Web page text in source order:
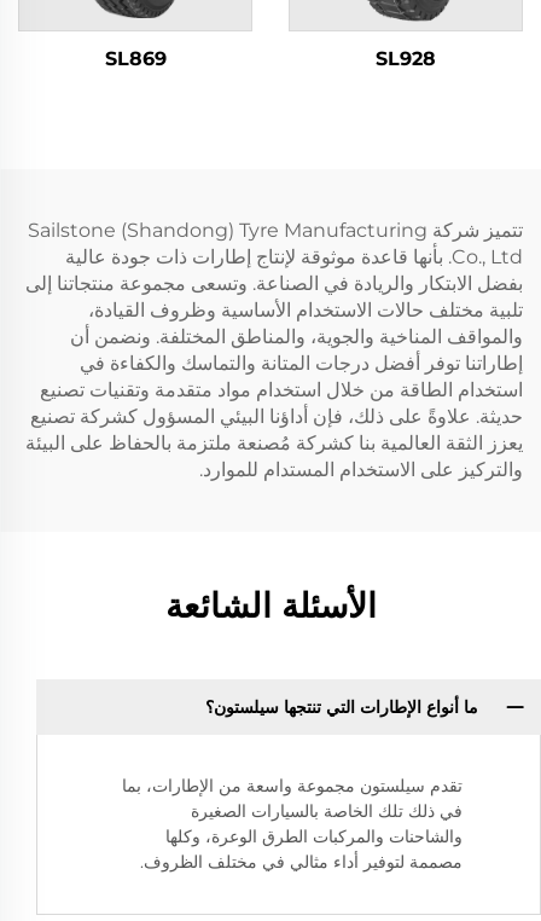
SL928
SL869
تتميز شركة Sailstone (Shandong) Tyre Manufacturing
Co., Ltd. بأنها قاعدة موثوقة لإنتاج إطارات ذات جودة عالية
بفضل الابتكار والريادة في الصناعة. وتسعى مجموعة منتجاتنا إلى
تلبية مختلف حالات الاستخدام الأساسية وظروف القيادة،
والمواقف المناخية والجوية، والمناطق المختلفة. ونضمن أن
إطاراتنا توفر أفضل درجات المتانة والتماسك والكفاءة في
استخدام الطاقة من خلال استخدام مواد متقدمة وتقنيات تصنيع
حديثة. علاوةً على ذلك، فإن أداؤنا البيئي المسؤول كشركة تصنيع
يعزز الثقة العالمية بنا كشركة مُصنعة ملتزمة بالحفاظ على البيئة
والتركيز على الاستخدام المستدام للموارد.
الأسئلة الشائعة
ما أنواع الإطارات التي تنتجها سيلستون؟
تقدم سيلستون مجموعة واسعة من الإطارات، بما
في ذلك تلك الخاصة بالسيارات الصغيرة
والشاحنات والمركبات الطرق الوعرة، وكلها
مصممة لتوفير أداء مثالي في مختلف الظروف.